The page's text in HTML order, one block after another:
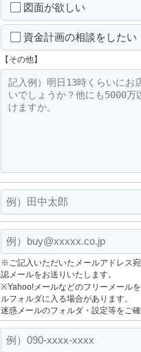
図面が欲しい
資金計画の相談をしたい
【その他】
※ご記入いただいたメールアドレス
認メールをお送りいたします。
※Yahoo!メールなどのフリーメール
ルフォルダに入る場合があります。
迷惑メールのフォルダ・設定等をご確